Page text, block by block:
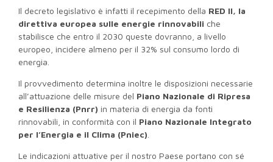
Il decreto legislativo è infatti il recepimento della RED II, la
direttiva europea sulle energie rinnovabili che
stabilisce che entro il 2030 queste dovranno, a livello
europeo, incidere almeno per il 32% sul consumo lordo di
energia.
Il provvedimento determina inoltre le disposizioni necessarie
all’attuazione delle misure del Piano Nazionale di Ripresa
e Resilienza (Pnrr) in materia di energia da fonti
rinnovabili, in conformità con il Piano Nazionale Integrato
per l’Energia e il Clima (Pniec)
Le indicazioni attuative per il nostro Paese portano con sé